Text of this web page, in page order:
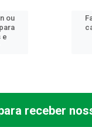
ou
e
receber